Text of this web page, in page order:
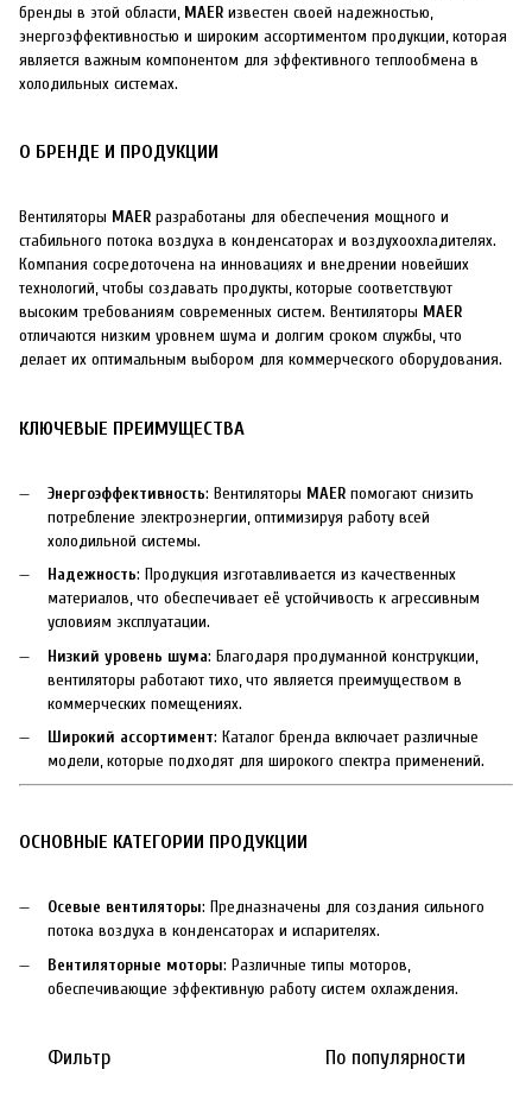
бренды в этой области, MAER известен своей надежностью,
энергоэффективностью и широким ассортиментом продукции, которая
является важным компонентом для эффективного теплообмена в
холодильных системах.
О БРЕНДЕ И ПРОДУКЦИИ
Вентиляторы MAER разработаны для обеспечения мощного и
стабильного потока воздуха в конденсаторах и воздухоохладителях.
Компания сосредоточена на инновациях и внедрении новейших
технологий, чтобы создавать продукты, которые соответствуют
высоким требованиям современных систем. Вентиляторы MAER
отличаются низким уровнем шума и долгим сроком службы, что
делает их оптимальным выбором для коммерческого оборудования.
КЛЮЧЕВЫЕ ПРЕИМУЩЕСТВА
Энергоэффективность: Вентиляторы MAER помогают снизить
потребление электроэнергии, оптимизируя работу всей
холодильной системы.
Надежность: Продукция изготавливается из качественных
материалов, что обеспечивает её устойчивость к агрессивным
условиям эксплуатации.
Низкий уровень шума: Благодаря продуманной конструкции,
вентиляторы работают тихо, что является преимуществом в
коммерческих помещениях.
Широкий ассортимент: Каталог бренда включает различные
модели, которые подходят для широкого спектра применений.
ОСНОВНЫЕ КАТЕГОРИИ ПРОДУКЦИИ
Осевые вентиляторы: Предназначены для создания сильного
потока воздуха в конденсаторах и испарителях.
Вентиляторные моторы: Различные типы моторов,
обеспечивающие эффективную работу систем охлаждения.
Фильтр По популярности